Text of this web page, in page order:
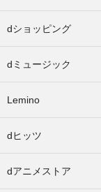
dショッピング
dミュージック
Lemino
dヒッツ
dアニメストア